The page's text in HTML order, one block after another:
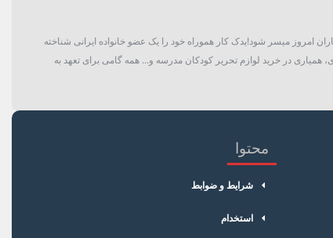
همکاران امروز میسر شود!یدک کار هموراه خود را یک عضو خانواده ایرانی شناخته
همیاری در خرید لوازم تحریر کودکان مدرسه و... همه گامی برای تعهد به
محتوا
شرایط و ضوابط
استخدام